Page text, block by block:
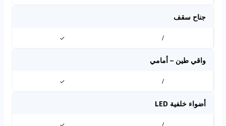
جناح سقف
/
✓
واقي طين – أمامي
/
✓
أضواء خلفية LED